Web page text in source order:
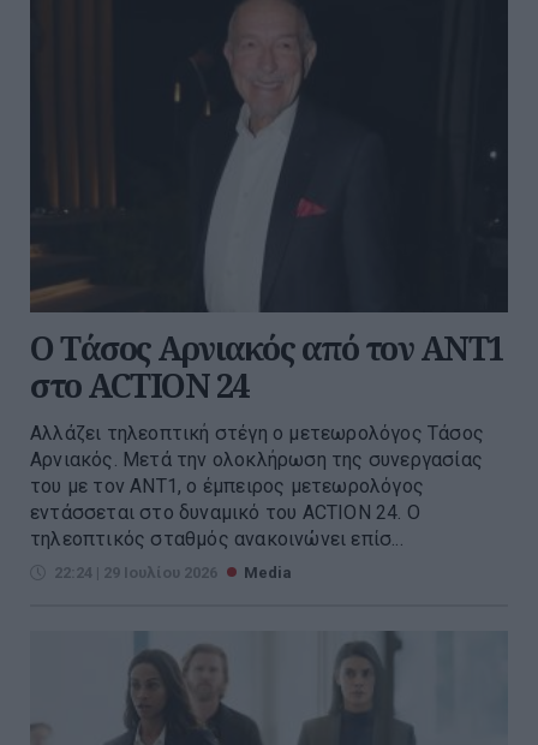
Ο Τάσος Αρνιακός από τον ΑΝΤ1
στο ACTION 24
Αλλάζει τηλεοπτική στέγη ο μετεωρολόγος Τάσος
Αρνιακός. Μετά την ολοκλήρωση της συνεργασίας
του με τον ΑΝΤ1, ο έμπειρος μετεωρολόγος
εντάσσεται στο δυναμικό του ACTION 24. Ο
τηλεοπτικός σταθμός ανακοινώνει επίσ...
22:24 | 29 Ιουλίου 2026 Media